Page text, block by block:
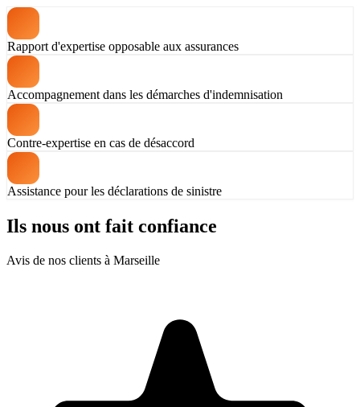
Rapport d'expertise opposable aux assurances
Accompagnement dans les démarches d'indemnisation
Contre-expertise en cas de désaccord
Assistance pour les déclarations de sinistre
Ils nous ont fait confiance
Avis de nos clients à Marseille